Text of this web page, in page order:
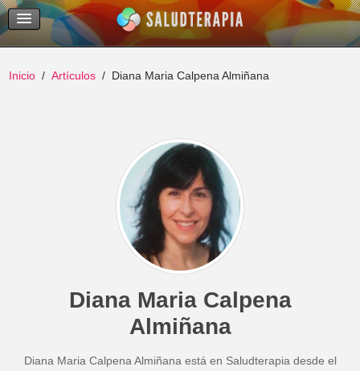
Temas Recientes
Buscar
Inicio Artículos Diana Maria Calpena Almiñana
Diana Maria Calpena
Almiñana
Diana Maria Calpena Almiñana está en Saludterapia desde el